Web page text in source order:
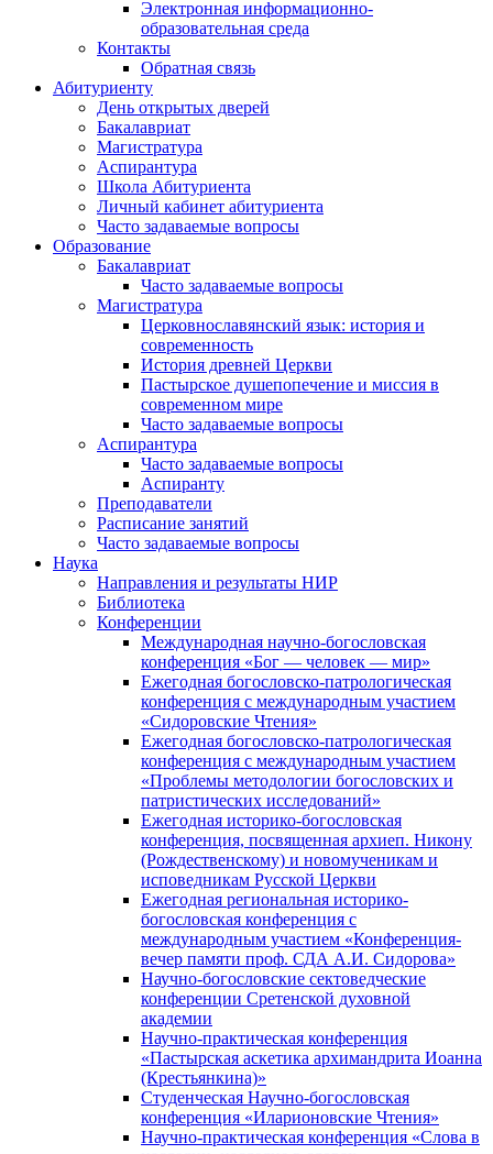
Электронная информационно-
образовательная среда
Контакты
Обратная связь
Абитуриенту
День открытых дверей
Бакалавриат
Магистратура
Аспирантура
Школа Абитуриента
Личный кабинет абитуриента
Часто задаваемые вопросы
Образование
Бакалавриат
Часто задаваемые вопросы
Магистратура
Церковнославянский язык: история и
современность
История древней Церкви
Пастырское душепопечение и миссия в
современном мире
Часто задаваемые вопросы
Аспирантура
Часто задаваемые вопросы
Аспиранту
Преподаватели
Расписание занятий
Часто задаваемые вопросы
Наука
Направления и результаты НИР
Библиотека
Конференции
Международная научно-богословская
конференция «Бог — человек — мир»
Ежегодная богословско-патрологическая
конференция с международным участием
«Сидоровские Чтения»
Ежегодная богословско-патрологическая
конференция с международным участием
«Проблемы методологии богословских и
патристических исследований»
Ежегодная историко-богословская
конференция, посвященная архиеп. Никону
(Рождественскому) и новомученикам и
исповедникам Русской Церкви
Ежегодная региональная историко-
богословская конференция с
международным участием «Конференция-
вечер памяти проф. СДА А.И. Сидорова»
Научно-богословские сектоведческие
конференции Сретенской духовной
академии
Научно-практическая конференция
«Пастырская аскетика архимандрита Иоанна
(Крестьянкина)»
Студенческая Научно-богословская
конференция «Иларионовские Чтения»
Научно-практическая конференция «Cлова в